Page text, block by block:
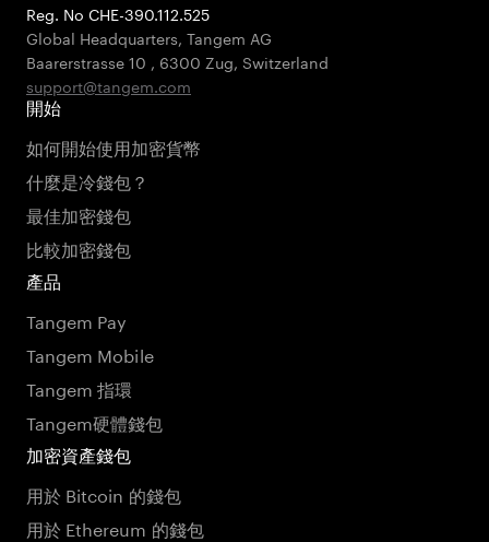
Reg. No CHE-390.112.525
Global Headquarters, Tangem AG
Baarerstrasse 10 , 6300 Zug, Switzerland
support@tangem.com
開始
如何開始使用加密貨幣
什麼是冷錢包？
最佳加密錢包
比較加密錢包
產品
Tangem Pay
Tangem Mobile
Tangem 指環
Tangem硬體錢包
加密資產錢包
用於 Bitcoin 的錢包
用於 Ethereum 的錢包